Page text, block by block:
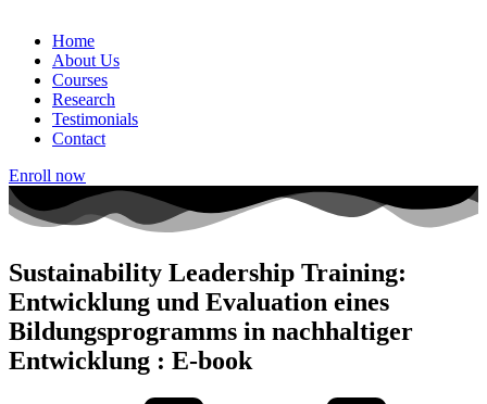
Home
About Us
Courses
Research
Testimonials
Contact
Enroll now
Sustainability Leadership Training:
Entwicklung und Evaluation eines
Bildungsprogramms in nachhaltiger
Entwicklung : E-book